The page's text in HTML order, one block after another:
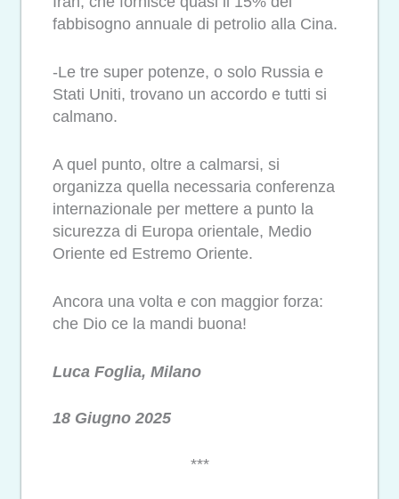
fabbisogno annuale di petrolio alla Cina.
-Le tre super potenze, o solo Russia e
Stati Uniti, trovano un accordo e tutti si
calmano.
A quel punto, oltre a calmarsi, si
organizza quella necessaria conferenza
internazionale per mettere a punto la
sicurezza di Europa orientale, Medio
Oriente ed Estremo Oriente.
Ancora una volta e con maggior forza:
che Dio ce la mandi buona!
Luca Foglia, Milano
18 Giugno 2025
***